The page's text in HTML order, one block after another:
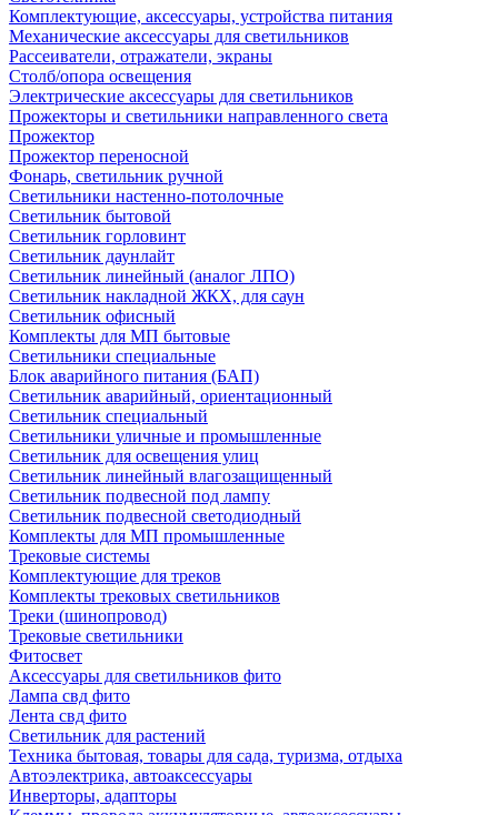
Комплектующие, аксессуары, устройства питания
Механические аксессуары для светильников
Рассеиватели, отражатели, экраны
Столб/опора освещения
Электрические аксессуары для светильников
Прожекторы и светильники направленного света
Прожектор
Прожектор переносной
Фонарь, светильник ручной
Светильники настенно-потолочные
Светильник бытовой
Светильник горловинт
Светильник даунлайт
Светильник линейный (аналог ЛПО)
Светильник накладной ЖКХ, для саун
Светильник офисный
Комплекты для МП бытовые
Светильники специальные
Блок аварийного питания (БАП)
Светильник аварийный, ориентационный
Светильник специальный
Светильники уличные и промышленные
Светильник для освещения улиц
Светильник линейный влагозащищенный
Светильник подвесной под лампу
Светильник подвесной светодиодный
Комплекты для МП промышленные
Трековые системы
Комплектующие для треков
Комплекты трековых светильников
Треки (шинопровод)
Трековые светильники
Фитосвет
Аксессуары для светильников фито
Лампа свд фито
Лента свд фито
Светильник для растений
Техника бытовая, товары для сада, туризма, отдыха
Автоэлектрика, автоаксессуары
Инверторы, адапторы